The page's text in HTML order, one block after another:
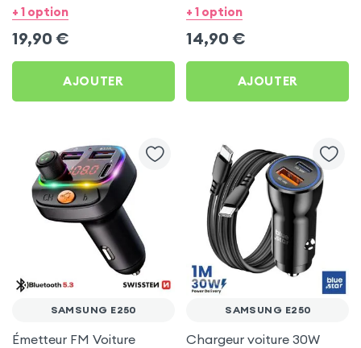
Bwoo pour Samsung E250
+ 1 option
19,90 €
AJOUTER
Transparent pour
+ 1 option
14,90 €
AJOUTER
SAMSUNG E250
Émetteur FM Voiture
SAMSUNG E250
Chargeur voiture 30W